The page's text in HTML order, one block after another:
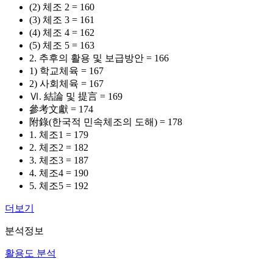
(2) 체조 2 = 160
(3) 체조 3 = 161
(4) 체조 4 = 162
(5) 체조 5 = 163
2. 추후의 활용 및 보급방안 = 166
1) 학교체육 = 167
2) 사회체육 = 167
Ⅵ. 結論 및 提言 = 169
參考文獻 = 174
附錄(한국적 민속체조의 도해) = 178
1. 체조1 = 179
2. 체조2 = 182
3. 체조3 = 187
4. 체조4 = 190
5. 체조5 = 192
더보기
분석정보
활용도 분석